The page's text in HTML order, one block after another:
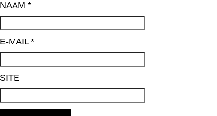
NAAM *
E-MAIL *
SITE